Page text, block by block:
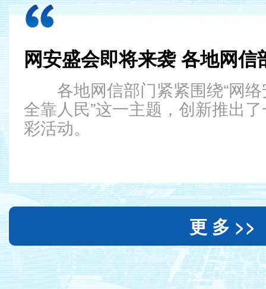
各地网信部门紧紧围绕“网
全靠人民”这一主题，创新推出
彩活动。
更 多 >>